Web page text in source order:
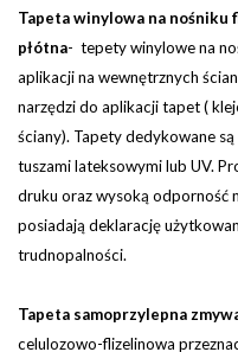
Tapeta winylowa na
płótna- tepety winylowe na
aplikacji na wewnętrznych
narzędzi do aplikacji tapet (
ściany). Tapety dedykowane
tuszami lateksowymi lub UV.
druku oraz wysoką odporność
posiadają deklarację
trudnopalności.
Tapeta samoprzylepna
celulozowo-flizelinowa